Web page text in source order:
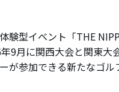
験型イベント「THE
9月に関西大会と関東大
が参加できる新たなゴル